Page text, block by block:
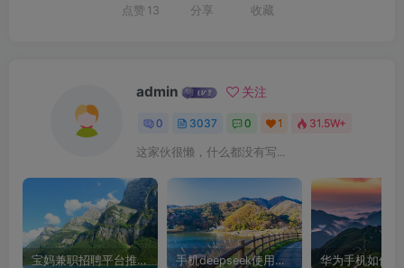
点赞 13 分享 收藏
admin 关注
0 3037 0 1 31.5W+
这家伙很懒，什么都没有写...
宝妈兼职招聘平台推荐，轻松找到理想工作！ 手机deepseek使用全攻略，轻松实现画图与炒股功能